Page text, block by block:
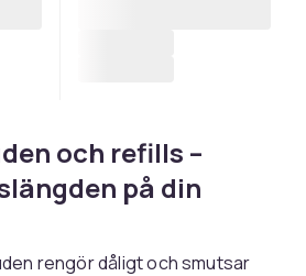
och refills –
på din
rengör dåligt och smutsar